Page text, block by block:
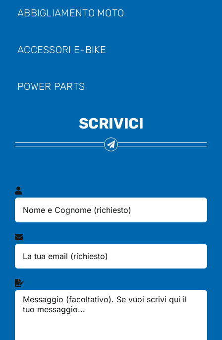
ABBIGLIAMENTO MOTO
ACCESSORI E-BIKE
POWER PARTS
SCRIVICI